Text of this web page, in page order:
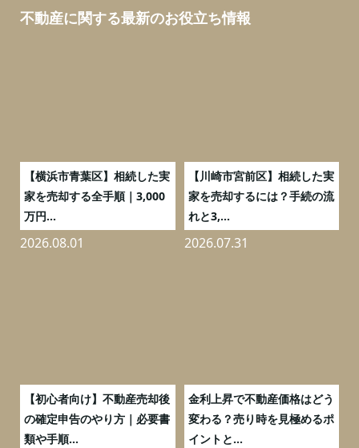
不動産に関する最新のお役立ち情報
【横浜市青葉区】相続した実
家を売却する全手順｜3,000
万円...
2026.08.01
【川崎市宮前区】相続した実
家を売却するには？手続の流
れと3,...
2026.07.31
【初心者向け】不動産売却後
の確定申告のやり方｜必要書
類や手順...
金利上昇で不動産価格はどう
変わる？売り時を見極めるポ
イントと...